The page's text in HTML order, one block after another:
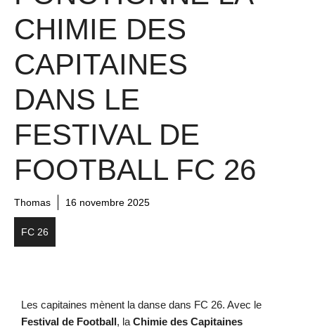
CHIMIE DES
CAPITAINES
DANS LE
FESTIVAL DE
FOOTBALL FC 26
Thomas 16 novembre 2025
FC 26
Les capitaines mènent la danse dans FC 26. Avec le
Festival de Football, la Chimie des Capitaines